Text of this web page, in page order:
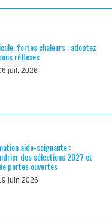
fortes chaleurs : adoptez
réflexes
juil. 2026
aide-soignante :
des sélections 2027 et
portes ouvertes
juin 2026